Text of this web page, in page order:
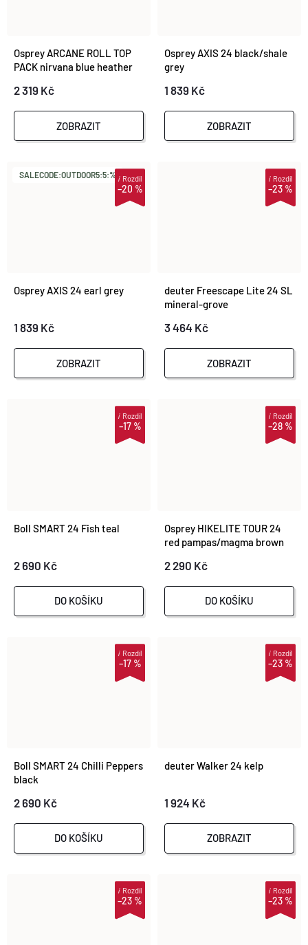
Osprey ARCANE ROLL TOP
PACK nirvana blue heather
2 319 Kč
ZOBRAZIT
Osprey AXIS 24 black/shale
grey
1 839 Kč
ZOBRAZIT
SALECODE:OUTDOOR5:5:%
–20 %
iRozdíl
Osprey AXIS 24 earl grey
1 839 Kč
ZOBRAZIT
–23 %
iRozdíl
deuter Freescape Lite 24 SL
mineral-grove
3 464 Kč
ZOBRAZIT
–17 %
iRozdíl
Boll SMART 24 Fish teal
2 690 Kč
DO KOŠÍKU
–28 %
iRozdíl
Osprey HIKELITE TOUR 24
red pampas/magma brown
2 290 Kč
DO KOŠÍKU
–17 %
iRozdíl
Boll SMART 24 Chilli Peppers
black
2 690 Kč
DO KOŠÍKU
–23 %
iRozdíl
deuter Walker 24 kelp
1 924 Kč
ZOBRAZIT
–23 %
iRozdíl
–23 %
iRozdíl